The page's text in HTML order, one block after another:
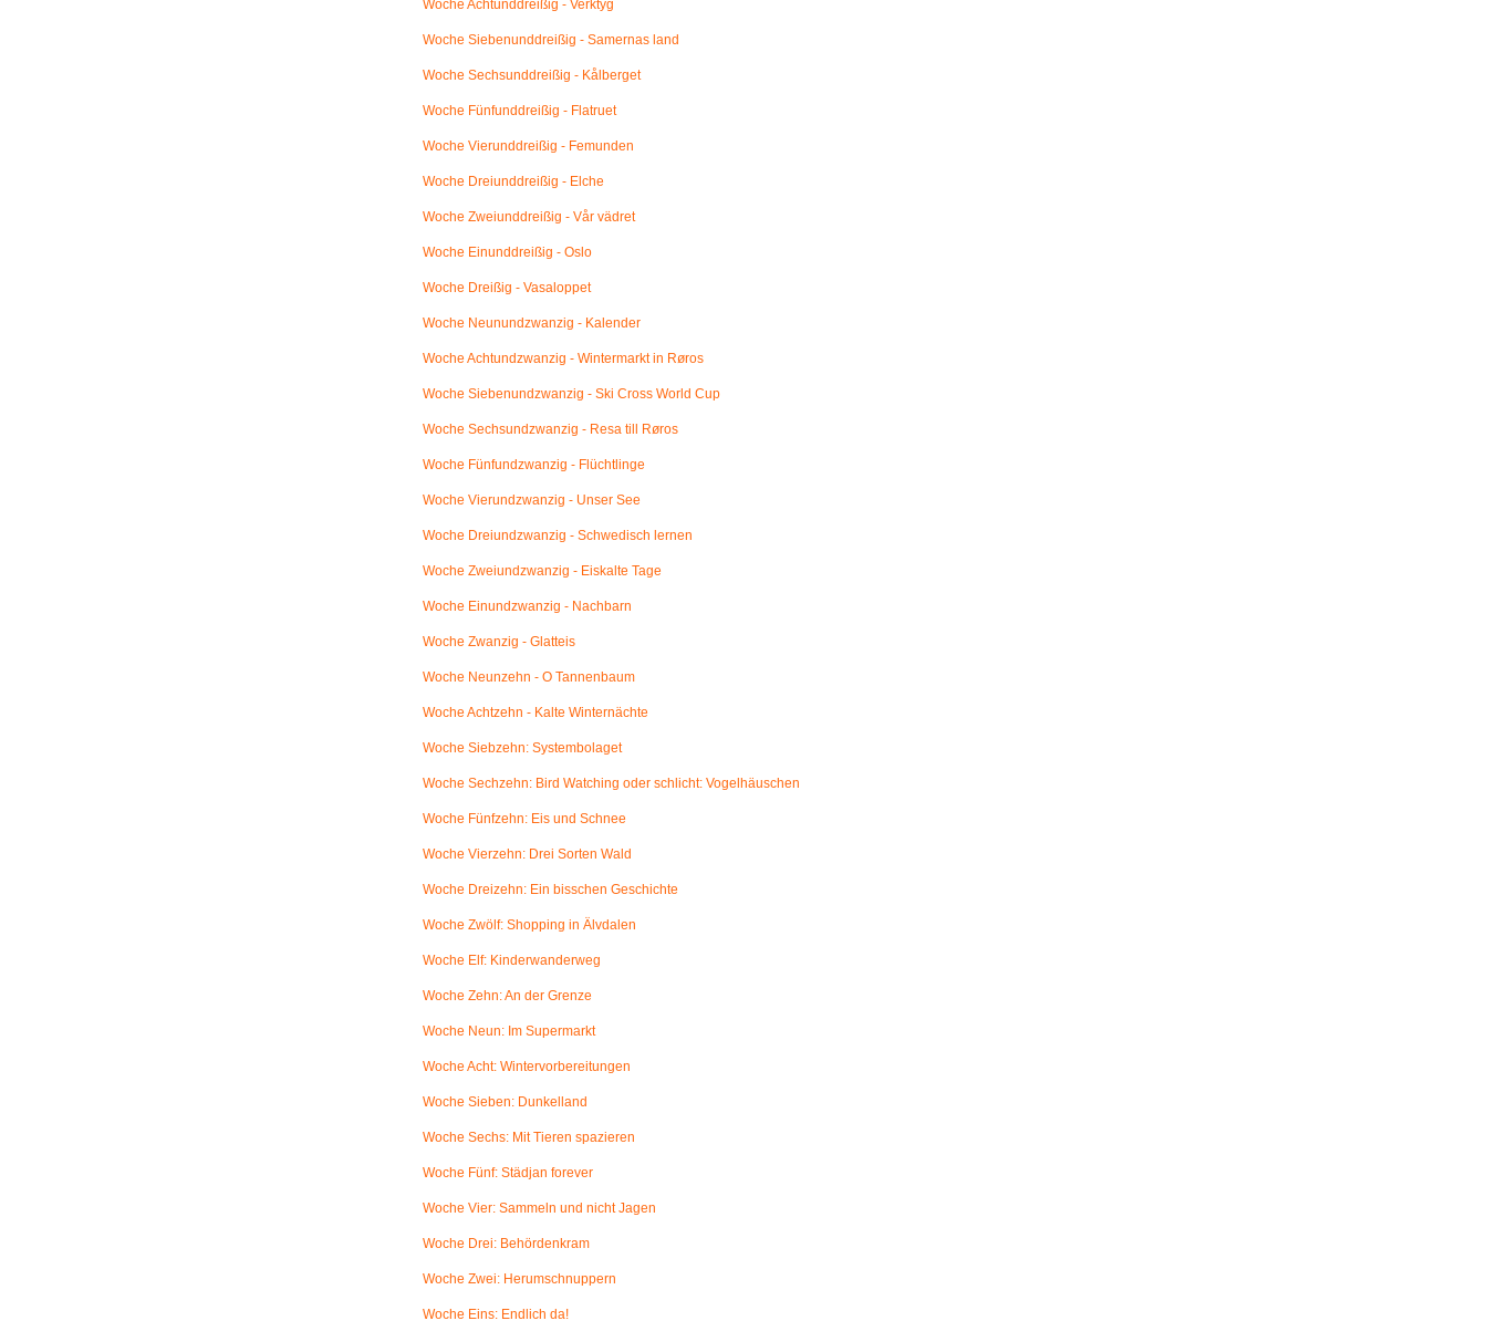
Woche Achtunddreißig - Verktyg
Woche Siebenunddreißig - Samernas land
Woche Sechsunddreißig - Kålberget
Woche Fünfunddreißig - Flatruet
Woche Vierunddreißig - Femunden
Woche Dreiunddreißig - Elche
Woche Zweiunddreißig - Vår vädret
Woche Einunddreißig - Oslo
Woche Dreißig - Vasaloppet
Woche Neunundzwanzig - Kalender
Woche Achtundzwanzig - Wintermarkt in Røros
Woche Siebenundzwanzig - Ski Cross World Cup
Woche Sechsundzwanzig - Resa till Røros
Woche Fünfundzwanzig - Flüchtlinge
Woche Vierundzwanzig - Unser See
Woche Dreiundzwanzig - Schwedisch lernen
Woche Zweiundzwanzig - Eiskalte Tage
Woche Einundzwanzig - Nachbarn
Woche Zwanzig - Glatteis
Woche Neunzehn - O Tannenbaum
Woche Achtzehn - Kalte Winternächte
Woche Siebzehn: Systembolaget
Woche Sechzehn: Bird Watching oder schlicht: Vogelhäuschen
Woche Fünfzehn: Eis und Schnee
Woche Vierzehn: Drei Sorten Wald
Woche Dreizehn: Ein bisschen Geschichte
Woche Zwölf: Shopping in Älvdalen
Woche Elf: Kinderwanderweg
Woche Zehn: An der Grenze
Woche Neun: Im Supermarkt
Woche Acht: Wintervorbereitungen
Woche Sieben: Dunkelland
Woche Sechs: Mit Tieren spazieren
Woche Fünf: Städjan forever
Woche Vier: Sammeln und nicht Jagen
Woche Drei: Behördenkram
Woche Zwei: Herumschnuppern
Woche Eins: Endlich da!